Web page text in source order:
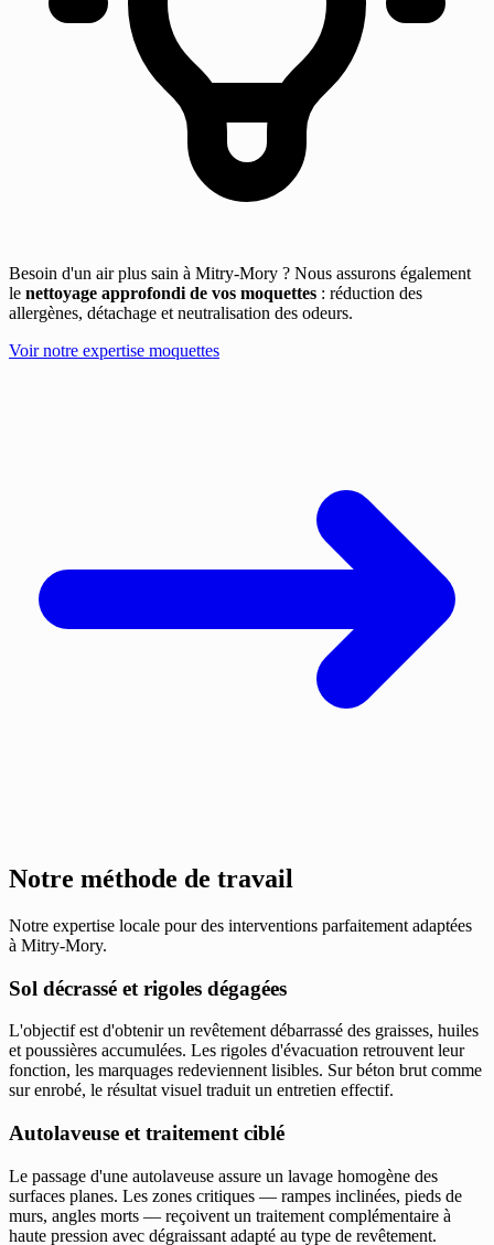
Besoin d'un air plus sain à Mitry-Mory ? Nous assurons également
le nettoyage approfondi de vos moquettes : réduction des
allergènes, détachage et neutralisation des odeurs.
Voir notre expertise moquettes
Notre méthode de travail
Notre expertise locale pour des interventions parfaitement adaptées
à Mitry-Mory.
Sol décrassé et rigoles dégagées
L'objectif est d'obtenir un revêtement débarrassé des graisses, huiles
et poussières accumulées. Les rigoles d'évacuation retrouvent leur
fonction, les marquages redeviennent lisibles. Sur béton brut comme
sur enrobé, le résultat visuel traduit un entretien effectif.
Autolaveuse et traitement ciblé
Le passage d'une autolaveuse assure un lavage homogène des
surfaces planes. Les zones critiques — rampes inclinées, pieds de
murs, angles morts — reçoivent un traitement complémentaire à
haute pression avec dégraissant adapté au type de revêtement.